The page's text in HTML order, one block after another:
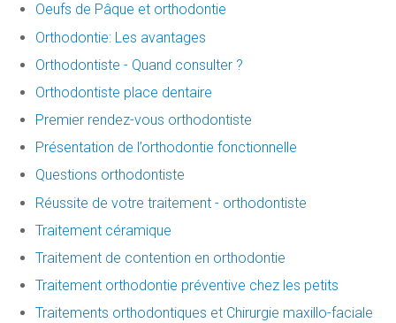
Oeufs de Pâque et orthodontie
Orthodontie: Les avantages
Orthodontiste - Quand consulter ?
Orthodontiste place dentaire
Premier rendez-vous orthodontiste
Présentation de l’orthodontie fonctionnelle
Questions orthodontiste
Réussite de votre traitement - orthodontiste
Traitement céramique
Traitement de contention en orthodontie
Traitement orthodontie préventive chez les petits
Traitements orthodontiques et Chirurgie maxillo-faciale